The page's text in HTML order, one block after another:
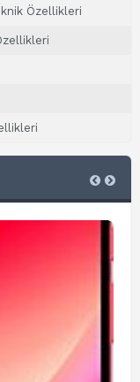
Özellikleri